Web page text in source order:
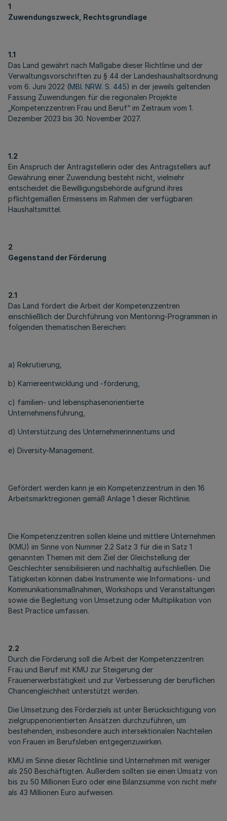
1
Zuwendungszweck, Rechtsgrundlage
1.1
Das Land gewährt nach Maßgabe dieser Richtlinie und der
Verwaltungsvorschriften zu § 44 der Landeshaushaltsordnung
vom 6. Juni 2022 (MBl. NRW. S. 445) in der jeweils geltenden
Fassung Zuwendungen für die regionalen Projekte
„Kompetenzzentren Frau und Beruf“ im Zeitraum vom 1.
Dezember 2023 bis 30. November 2027.
1.2
Ein Anspruch der Antragstellerin oder des Antragstellers auf
Gewährung einer Zuwendung besteht nicht, vielmehr
entscheidet die Bewilligungsbehörde aufgrund ihres
pflichtgemäßen Ermessens im Rahmen der verfügbaren
Haushaltsmittel.
2
Gegenstand der Förderung
2.1
Das Land fördert die Arbeit der Kompetenzzentren
einschließlich der Durchführung von Mentoring-Programmen in
folgenden thematischen Bereichen:
a) Rekrutierung,
b) Karriereentwicklung und -förderung,
c) familien- und lebensphasenorientierte
Unternehmensführung,
d) Unterstützung des Unternehmerinnentums und
e) Diversity-Management.
Gefördert werden kann je ein Kompetenzzentrum in den 16
Arbeitsmarktregionen gemäß Anlage 1 dieser Richtlinie.
Die Kompetenzzentren sollen kleine und mittlere Unternehmen
(KMU) im Sinne von Nummer 2.2 Satz 3 für die in Satz 1
genannten Themen mit dem Ziel der Gleichstellung der
Geschlechter sensibilisieren und nachhaltig aufschließen. Die
Tätigkeiten können dabei Instrumente wie Informations- und
Kommunikationsmaßnahmen, Workshops und Veranstaltungen
sowie die Begleitung von Umsetzung oder Multiplikation von
Best Practice umfassen.
2.2
Durch die Förderung soll die Arbeit der Kompetenzzentren
Frau und Beruf mit KMU zur Steigerung der
Frauenerwerbstätigkeit und zur Verbesserung der beruflichen
Chancengleichheit unterstützt werden.
Die Umsetzung des Förderziels ist unter Berücksichtigung von
zielgruppenorientierten Ansätzen durchzuführen, um
bestehenden, insbesondere auch intersektionalen Nachteilen
von Frauen im Berufsleben entgegenzuwirken.
KMU im Sinne dieser Richtlinie sind Unternehmen mit weniger
als 250 Beschäftigten. Außerdem sollten sie einen Umsatz von
bis zu 50 Millionen Euro oder eine Bilanzsumme von nicht mehr
als 43 Millionen Euro aufweisen.